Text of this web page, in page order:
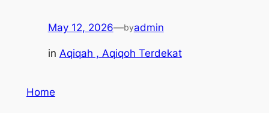
May 12, 2026—byadmin
in Aqiqah , Aqiqoh Terdekat
Home